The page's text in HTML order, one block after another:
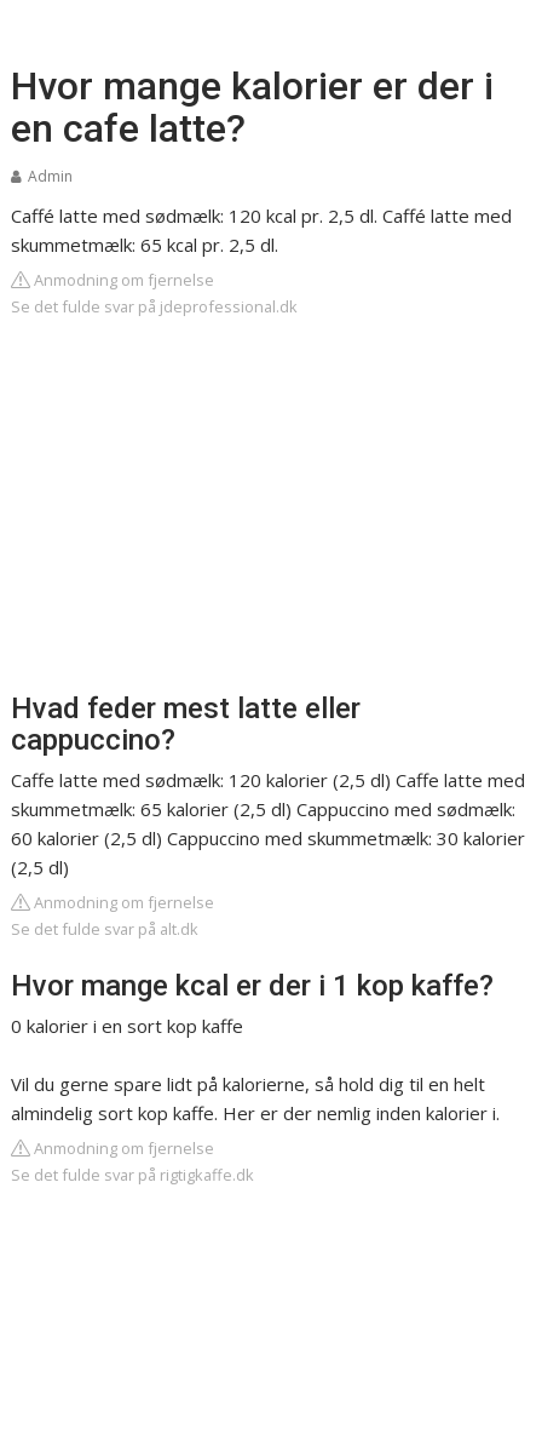
Hvor mange kalorier er der i
en cafe latte?
Admin
Caffé latte med sødmælk: 120 kcal pr. 2,5 dl. Caffé latte med
skummetmælk: 65 kcal pr. 2,5 dl.
Anmodning om fjernelse
Se det fulde svar på jdeprofessional.dk
Hvad feder mest latte eller
cappuccino?
Caffe latte med sødmælk: 120 kalorier (2,5 dl) Caffe latte med
skummetmælk: 65 kalorier (2,5 dl) Cappuccino med sødmælk:
60 kalorier (2,5 dl) Cappuccino med skummetmælk: 30 kalorier
(2,5 dl)
Anmodning om fjernelse
Se det fulde svar på alt.dk
Hvor mange kcal er der i 1 kop kaffe?
0 kalorier i en sort kop kaffe
Vil du gerne spare lidt på kalorierne, så hold dig til en helt
almindelig sort kop kaffe. Her er der nemlig inden kalorier i.
Anmodning om fjernelse
Se det fulde svar på rigtigkaffe.dk